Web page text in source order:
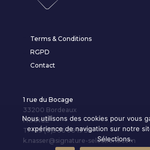
Terms & Conditions
RGPD
Contact
1 rue du Bocage
33200 Bordeaux
FRANCE
T. +33 (0)5 56 08 19 54
k.nasser@signature-selections.com
Nous utilisons des cookies pour vous
expérience de navigation sur notre
Sélections.